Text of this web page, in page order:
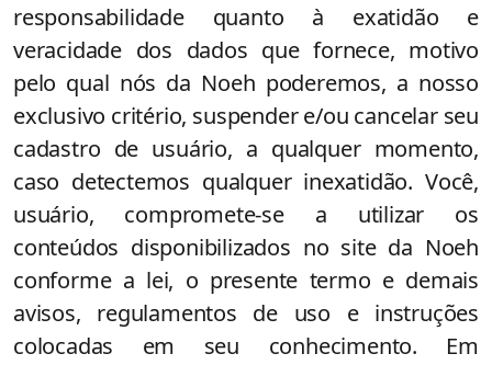
responsabilidade quanto à exatidão e
veracidade dos dados que fornece, motivo
pelo qual nós da Noeh poderemos, a nosso
exclusivo critério, suspender e/ou cancelar seu
cadastro de usuário, a qualquer momento,
caso detectemos qualquer inexatidão. Você,
usuário, compromete-se a utilizar os
conteúdos disponibilizados no site da Noeh
conforme a lei, o presente termo e demais
avisos, regulamentos de uso e instruções
colocadas em seu conhecimento. Em